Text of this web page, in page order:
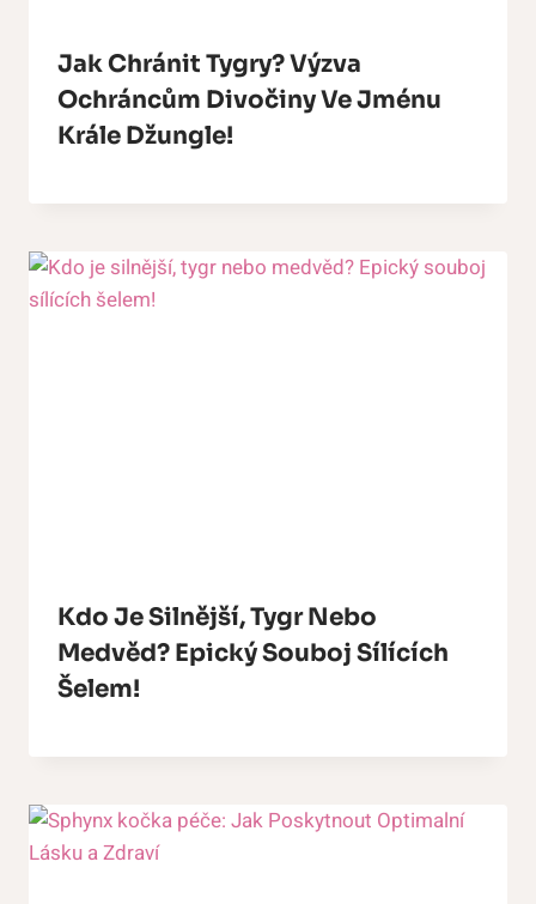
Jak Chránit Tygry? Výzva
Ochráncům Divočiny Ve Jménu
Krále Džungle!
Kdo Je Silnější, Tygr Nebo
Medvěd? Epický Souboj Sílících
Šelem!